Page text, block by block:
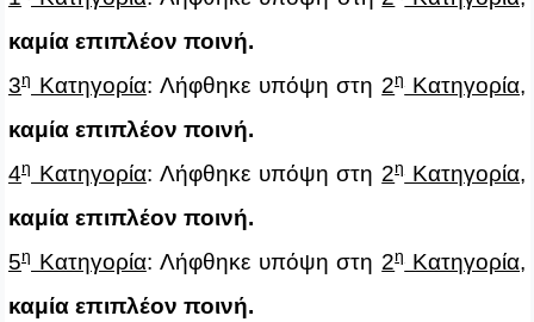
καμία επιπλέον ποινή.
3η Κατηγορία: Λήφθηκε υπόψη στη 2ηΚατηγορία,
καμία επιπλέον ποινή.
4η Κατηγορία: Λήφθηκε υπόψη στη 2ηΚατηγορία,
καμία επιπλέον ποινή.
5η Κατηγορία: Λήφθηκε υπόψη στη 2ηΚατηγορία,
καμία επιπλέον ποινή.